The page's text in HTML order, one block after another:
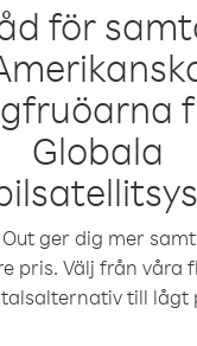
för
Globala
ger dig mer
pris. Välj från våra
till lågt